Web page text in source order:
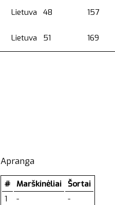
Lietuva 48 157
Lietuva 51 169
Apranga
# Marškinėliai Šortai
1
- -